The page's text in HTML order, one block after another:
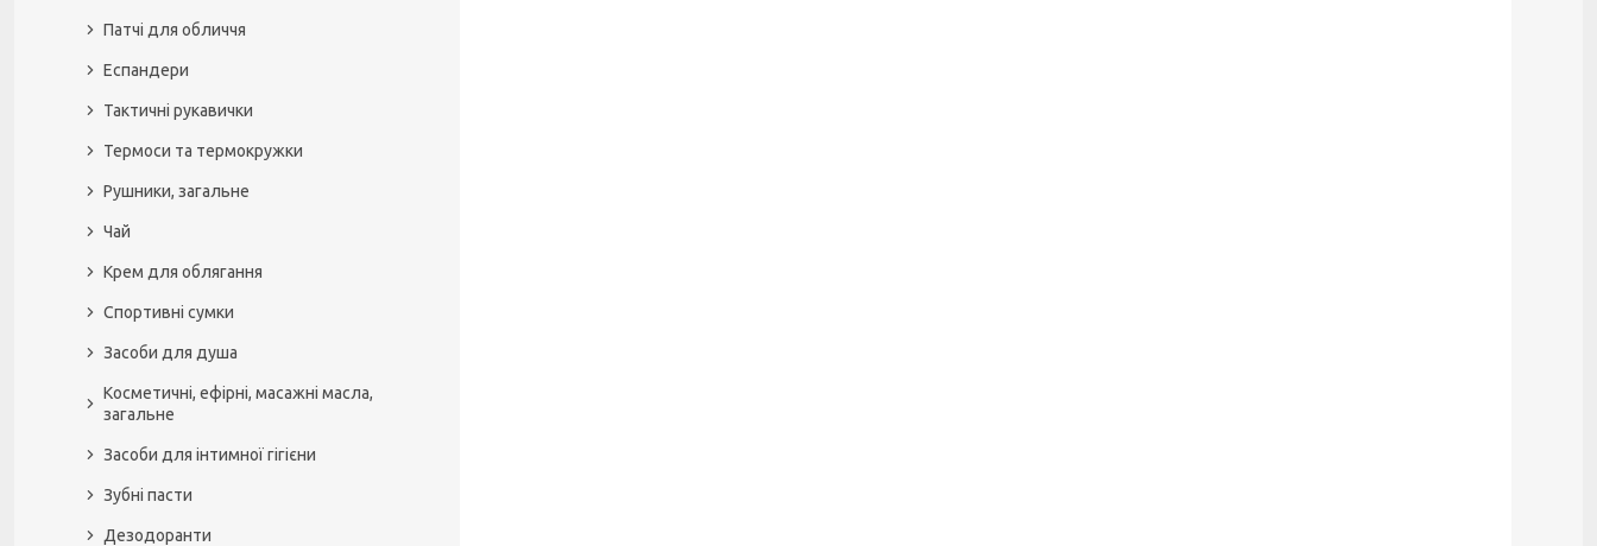
Патчі для обличчя
Еспандери
Тактичні рукавички
Термоси та термокружки
Рушники, загальне
Чай
Крем для облягання
Спортивні сумки
Засоби для душа
Косметичні, ефірні, масажні масла,
загальне
Засоби для інтимної гігієни
Зубні пасти
Дезодоранти